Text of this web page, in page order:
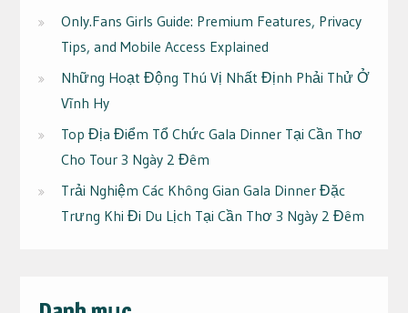
Only.Fans Girls Guide: Premium Features, Privacy
Tips, and Mobile Access Explained
Những Hoạt Động Thú Vị Nhất Định Phải Thử Ở
Vĩnh Hy
Top Địa Điểm Tổ Chức Gala Dinner Tại Cần Thơ
Cho Tour 3 Ngày 2 Đêm
Trải Nghiệm Các Không Gian Gala Dinner Đặc
Trưng Khi Đi Du Lịch Tại Cần Thơ 3 Ngày 2 Đêm